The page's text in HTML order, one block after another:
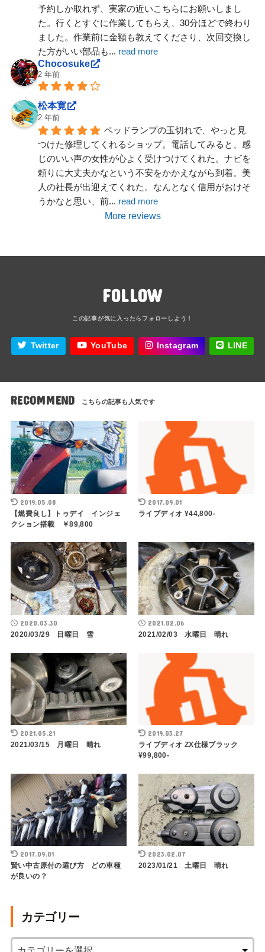
予約しか取れず、実家の近いこちらにお願いしまし
た。行くとすぐに作業してもらえ、30分ほどで終わり
ました。作業前に金額も教えてくださり、次回交換し
た方がいい部品も... read more
Chocosuke
2 年前
松本寛
2 年前
ベッドランプの玉切れで、やっと見
つけた修理してくれるショップ。電話してみると、感
じのいい声の女性が心よく受けつけてくれた。ナビを
頼りに大丈夫かなという不安をかかえながら到着。美
人の社長が出迎えてくれた。なんとなく信用がおけそ
うかなと思い、前... read more
More reviews
FOLLOW
Twitter YouTube Instagram LINE
RECOMMEND
2019.05.08
【燃費良し】トゥデイ インジェ
クション搭載 ￥89,800
2017.09.01
ライブディオ ¥44,800-
2020.03.30
2020/03/29 日曜日 雪
2021.02.06
2021/02/03 水曜日 晴れ
2021.05.21
2021/03/15 月曜日 晴れ
2019.03.27
ライブディオ ZX仕様ブラック
¥99,800-
2017.09.01
賢い中古原付の選び方 どの車種
が良いの？
2023.02.07
2023/01/21 土曜日 晴れ
カテゴリー